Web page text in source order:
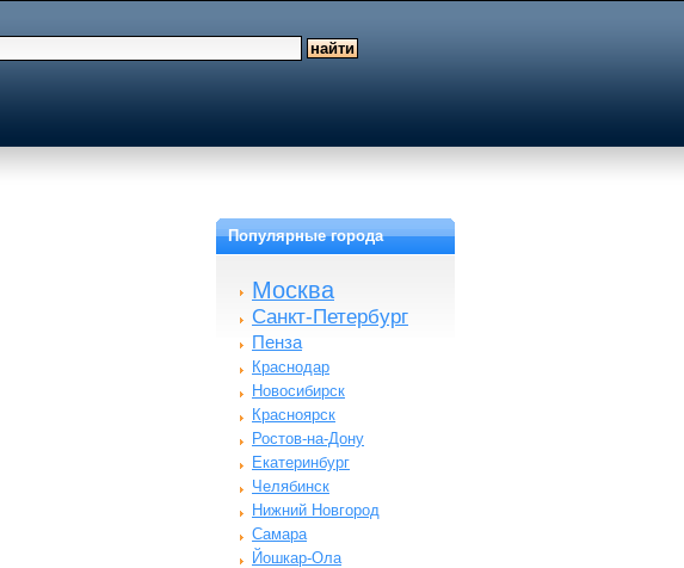
Популярные города
Москва
Санкт-Петербург
Пенза
Краснодар
Новосибирск
Красноярск
Ростов-на-Дону
Екатеринбург
Челябинск
Нижний Новгород
Самара
Йошкар-Ола